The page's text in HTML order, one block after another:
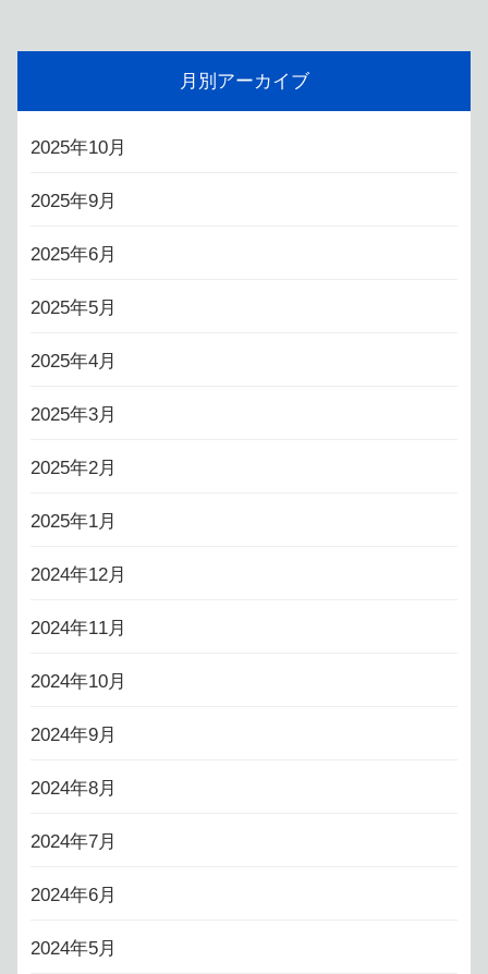
月別アーカイブ
2025年10月
2025年9月
2025年6月
2025年5月
2025年4月
2025年3月
2025年2月
2025年1月
2024年12月
2024年11月
2024年10月
2024年9月
2024年8月
2024年7月
2024年6月
2024年5月